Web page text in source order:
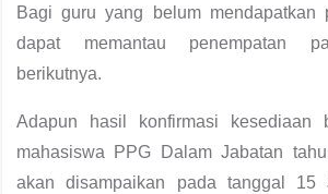
Bagi guru yang belum mendapatkan
dapat memantau penempatan
berikutnya.
Adapun hasil konfirmasi kesediaan
mahasiswa PPG Dalam Jabatan
akan disampaikan pada tanggal 15